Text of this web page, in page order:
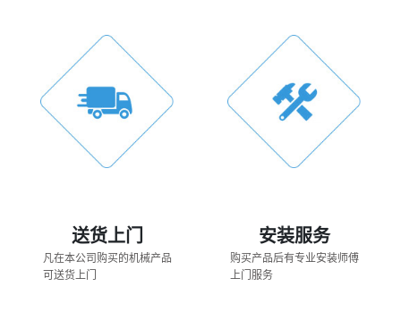
送货上门
凡在本公司购买的机械产品
可送货上门
安装服务
购买产品后有专业安装师傅
上门服务